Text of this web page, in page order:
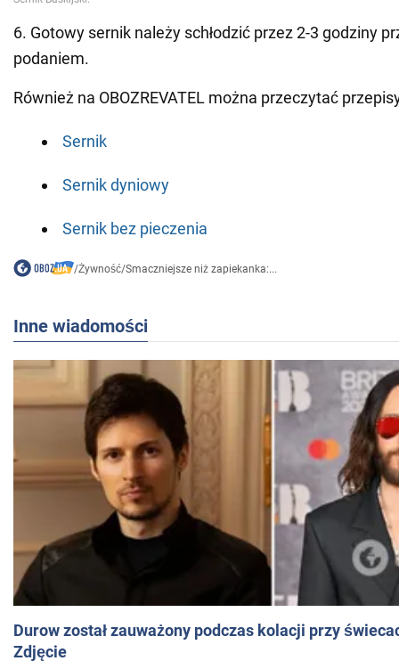
6. Gotowy sernik należy schłodzić przez 2-3 godziny
podaniem.
Również na OBOZREVATEL można przeczytać
Sernik
Sernik dyniowy
Sernik bez pieczenia
/Żywność/Smaczniejsze niż zapiekanka:...
Inne wiadomości
Durow został zauważony podczas kolacji przy
Zdjęcie